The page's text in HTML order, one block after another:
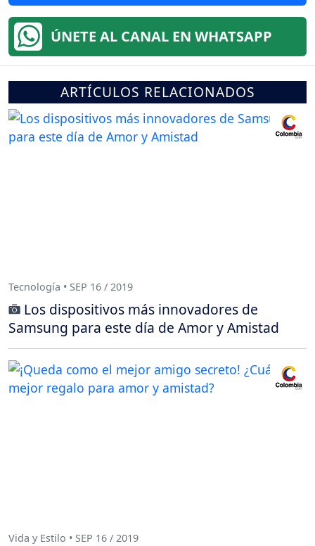
ÚNETE AL CANAL EN WHATSAPP
ARTÍCULOS RELACIONADOS
Tecnología • SEP 16 / 2019
Los dispositivos más innovadores de
Samsung para este día de Amor y Amistad
Vida y Estilo • SEP 16 / 2019